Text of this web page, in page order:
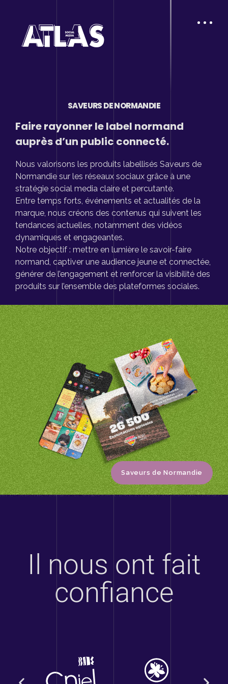
SAVEURS DE NORMANDIE
Faire rayonner le label normand
auprès d’un public connecté.
Nous valorisons les produits labellisés Saveurs de
Normandie sur les réseaux sociaux grâce à une
stratégie social media claire et percutante.
Entre temps forts, événements et actualités de la
marque, nous créons des contenus qui suivent les
tendances actuelles, notamment des vidéos
dynamiques et engageantes.
Notre objectif : mettre en lumière le savoir-faire
normand, captiver une audience jeune et connectée,
générer de l’engagement et renforcer la visibilité des
produits sur l’ensemble des plateformes sociales.
Saveurs de Normandie
Il nous ont fait
confiance